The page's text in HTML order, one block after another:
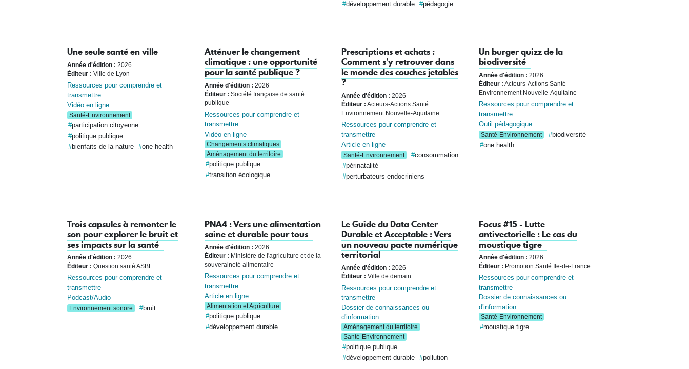
développement durable
pédagogie
Une seule santé en ville
Année d'édition : 2026
Éditeur : Ville de Lyon
Ressources pour comprendre et
transmettre
Vidéo en ligne
Santé-Environnement
participation citoyenne
politique publique
bienfaits de la nature
one health
Atténuer le changement
climatique : une opportunité
pour la santé publique ?
Année d'édition : 2026
Éditeur : Société française de santé
publique
Ressources pour comprendre et
transmettre
Vidéo en ligne
Changements climatiques
Aménagement du territoire
politique publique
transition écologique
Prescriptions et achats :
Comment s’y retrouver dans
le monde des couches jetables
?
Année d'édition : 2026
Éditeur : Acteurs-Actions Santé
Environnement Nouvelle-Aquitaine
Ressources pour comprendre et
transmettre
Article en ligne
Santé-Environnement
consommation
périnatalité
perturbateurs endocriniens
Un burger quizz de la
biodiversité
Année d'édition : 2026
Éditeur : Acteurs-Actions Santé
Environnement Nouvelle-Aquitaine
Ressources pour comprendre et
transmettre
Outil pédagogique
Santé-Environnement
biodiversité
one health
Trois capsules à remonter le
son pour explorer le bruit et
ses impacts sur la santé
Année d'édition : 2026
Éditeur : Question santé ASBL
Ressources pour comprendre et
transmettre
Podcast/Audio
Environnement sonore bruit
PNA4 : Vers une alimentation
saine et durable pour tous
Année d'édition : 2026
Éditeur : Ministère de l'agriculture et de la
souveraineté alimentaire
Ressources pour comprendre et
transmettre
Article en ligne
Alimentation et Agriculture
politique publique
développement durable
Le Guide du Data Center
Durable et Acceptable : Vers
un nouveau pacte numérique
territorial
Année d'édition : 2026
Éditeur : Ville de demain
Ressources pour comprendre et
transmettre
Dossier de connaissances ou
d'information
Aménagement du territoire
Santé-Environnement
politique publique
développement durable
pollution
Focus #15 - Lutte
antivectorielle : Le cas du
moustique tigre
Année d'édition : 2026
Éditeur : Promotion Santé Ile-de-France
Ressources pour comprendre et
transmettre
Dossier de connaissances ou
d'information
Santé-Environnement
moustique tigre